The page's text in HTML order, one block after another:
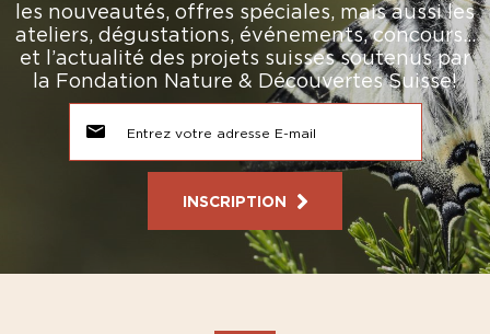
les nouveautés, offres spéciales, mais aussi les
ateliers, dégustations, événements, concours…
et l’actualité des projets suisses soutenus par
la Fondation Nature & Découvertes Suisse!
INSCRIPTION